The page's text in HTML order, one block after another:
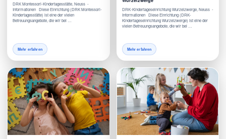
DRK Montessori-Kindertagesstätte, Neuss -
Informationen Diese Einrichtung (DRK Montessori-
Kindertagesstätte) ist eine der vielen
Betreuungsangebote, die wir bei …
Mehr erfahren
DRK-Kindertageseinrichtung Wurzelzwerge, Neuss -
Informationen Diese Einrichtung (DRK-
Kindertageseinrichtung Wurzelzwerge) ist eine der
vielen Betreuungsangebote, die wir bei …
Mehr erfahren